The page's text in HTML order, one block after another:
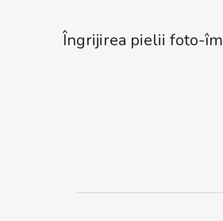
Îngrijirea pielii foto-